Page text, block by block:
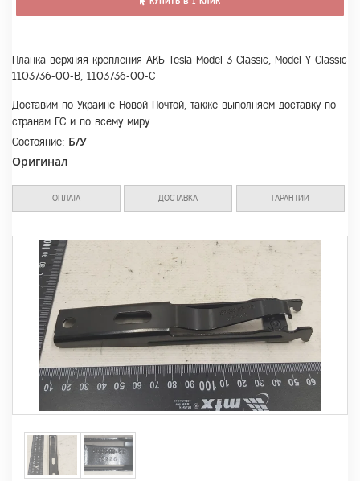
Планка верхняя крепления АКБ Tesla Model 3 Classic, Model Y Classic
1103736-00-B, 1103736-00-C
Доставим по Украине Новой Почтой, также выполняем доставку по
странам ЕС и по всему миру
Состояние: Б/У
Оригинал
ОПЛАТА ДОСТАВКА ГАРАНТИИ